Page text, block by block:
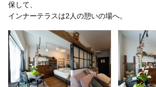
保して、
インナーテラスは2人の憩いの場へ。